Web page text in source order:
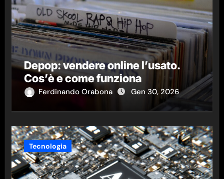
Depop: vendere online l’usato.
Cos’è e come funziona
Ferdinando Orabona Gen 30, 2026
Tecnologia